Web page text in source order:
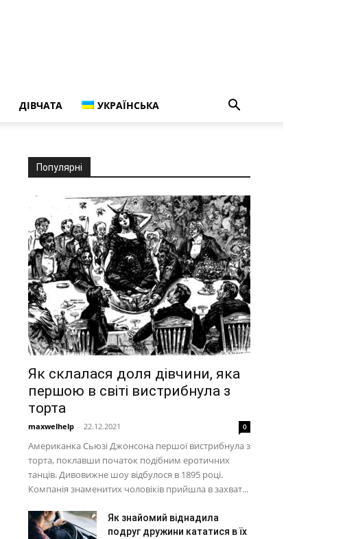
ДІВЧАТА УКРАЇНСЬКА
Популярні
Як склалася доля дівчини, яка
першою в світі вистрибнула з
торта
maxwelhelp - 22.12.2021 0
Американка Сьюзі Джонсона першої вистрибнула з
торта, поклавши початок подібним еротичних
танців. Дивовижне шоу відбулося в 1895 році.
Компанія знаменитих чоловіків прийшла в захват...
Як знайомий віднадила
подруг дружини кататися в їх